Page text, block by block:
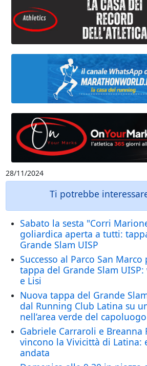
28/11/2024
Ti potrebbe
Sabato la sesta "Corri
goliardica aperta a tutti:
Grande Slam UISP
Successo al Parco San
tappa del Grande Slam
e Lisi
Nuova tappa del Grande
dal Running Club Latina su
nell’area verde del capoluogo
Gabriele Carraroli e Breanna
vincono la Vivicittà di Latina:
andata